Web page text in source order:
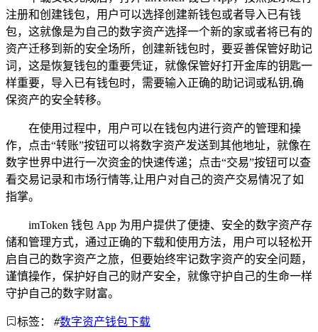
注册和创建钱包，用户可以选择创建新钱包或者导入已有钱
包，这就像是为自己的数字资产选择一个新的家或者将已有的
资产迁移到新的安全场所，创建新钱包时，要妥善保管好助记
词，这是恢复钱包的重要凭证，就像保管好打开金库的钥匙一
样重要，导入已有钱包时，需要输入正确的助记词或私钥,确
保资产的安全转移。
在使用过程中，用户可以在钱包内进行资产的管理和操
作，点击“转账”按钮可以将数字资产发送到其他地址，就像在
数字世界中进行一次资金的快速传递；点击“交易”按钮可以查
看交易记录和市场行情等,让用户对自己的资产交易情况了如
指掌。
imToken 钱包 App 为用户提供了便捷、安全的数字资产存
储和管理方式，通过正确的下载和使用方法，用户可以轻松开
启自己的数字资产之旅，但要始终牢记数字资产的安全问题，
谨慎操作，保护好自己的财产安全，就像守护自己的生命一样
守护自己的数字财富。
标签： #数字资产钱包下载